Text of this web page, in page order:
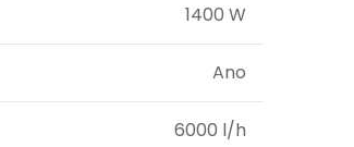
1400 W
Ano
6000 l/h